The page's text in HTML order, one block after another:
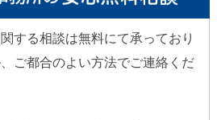
する相談は無料にて承っており
ご都合のよい方法でご連絡くだ